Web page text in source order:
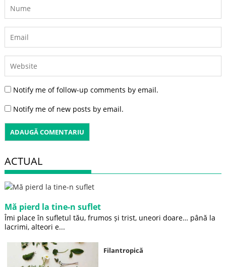
Notify me of follow-up comments by email.
Notify me of new posts by email.
ACTUAL
Mă pierd la tine-n suflet
Îmi place în sufletul tău, frumos și trist, uneori doare… până la
lacrimi, alteori e...
Filantropică